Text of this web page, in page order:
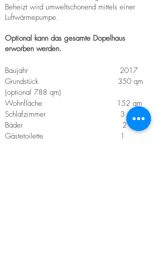
Beheizt wird umweltschonend mittels einer
Luftwärmepumpe.
Optional kann das gesamte Dopelhaus
erworben werden.
Baujahr 2017
Grundstück 350 qm
(optional 788 qm)
Wohnfläche 152 qm
Schlafzimmer 3
Bäder 2
Gästetoilette 1